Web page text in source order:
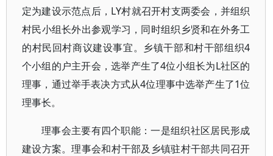
定为建设示范点后，LY村就召开村支两委会，并组织
村民小组长外出参观学习，同时组织乡贤和在外务工
的村民回村商议建设事宜。乡镇干部和村干部组织4
个小组的户主开会，选举产生了4位小组长为L社区的
理事，通过举手表决方式从4位理事中选举产生了1位
理事长。
理事会主要有四个职能：一是组织社区居民形成
建设方案。理事会和村干部及乡镇驻村干部共同召开